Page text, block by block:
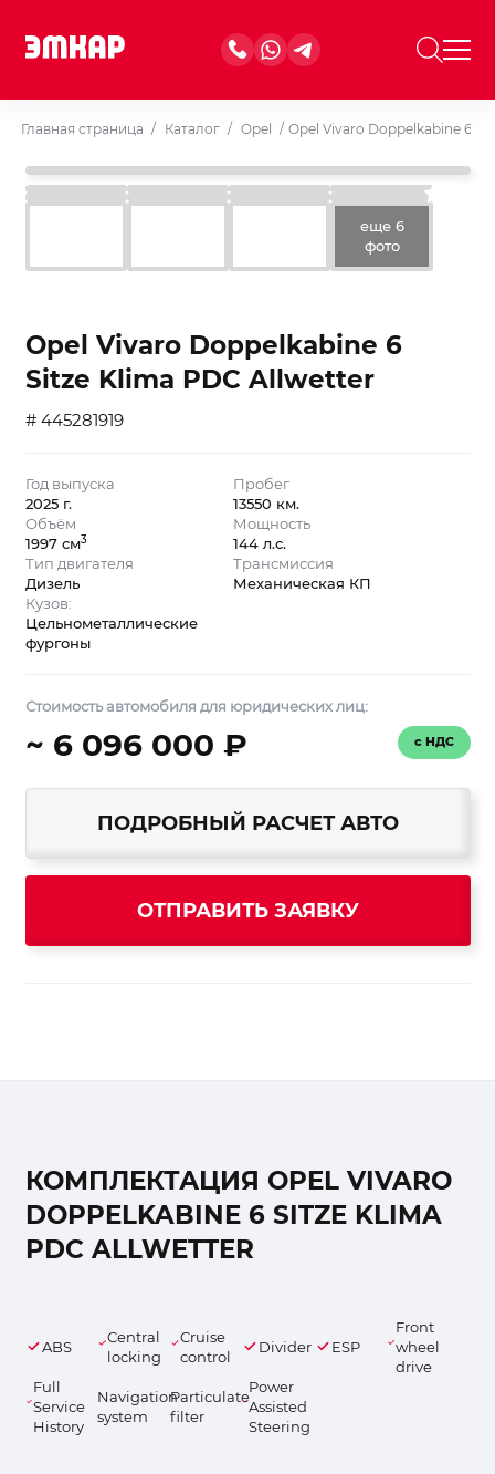
Главная страница / Каталог / Opel / Opel Vivaro Doppelkabine 6
еще 6
фото
Opel Vivaro Doppelkabine 6
Sitze Klima PDC Allwetter
# 445281919
Год выпуска
2025 г.
Пробег
13550 км.
Объём
1997 см3
Мощность
144 л.с.
Тип двигателя
Дизель
Трансмиссия
Механическая КП
Кузов:
Цельнометаллические
фургоны
Стоимость автомобиля для юридических лиц:
~ 6 096 000 ₽ с НДС
ПОДРОБНЫЙ РАСЧЕТ АВТО
ОТПРАВИТЬ ЗАЯВКУ
КОМПЛЕКТАЦИЯ OPEL VIVARO
DOPPELKABINE 6 SITZE KLIMA
PDC ALLWETTER
ABS
Central
locking
Cruise
control
Divider ESP
Front
wheel
drive
Full
Service
History
Navigation
system
Particulate
filter
Power
Assisted
Steering